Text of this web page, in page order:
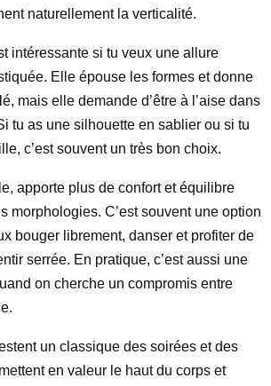
naturellement la verticalité.
intéressante si tu veux une allure
Elle épouse les formes et donne
mais elle demande d’être à l’aise dans
tu as une silhouette en sablier ou si tu
c’est souvent un très bon choix.
apporte plus de confort et équilibre
morphologies. C’est souvent une option
bouger librement, danser et profiter de
serrée. En pratique, c’est aussi une
on cherche un compromis entre
un classique des soirées et des
en valeur le haut du corps et